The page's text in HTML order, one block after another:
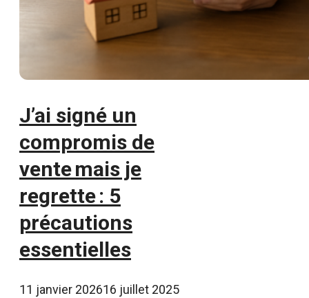
J’ai signé un
compromis de
vente mais je
regrette : 5
précautions
essentielles
11 janvier 202616 juillet 2025